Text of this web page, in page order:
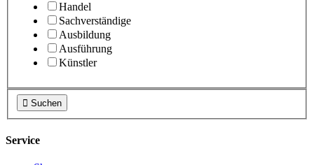
Handel
Sachverständige
Ausbildung
Ausführung
Künstler
 Suchen
Service